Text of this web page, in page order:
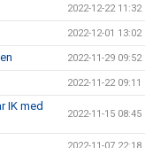
2022-12-22 11:32
2022-12-01 13:02
2022-11-29 09:52
2022-11-22 09:11
IK med
2022-11-15 08:45